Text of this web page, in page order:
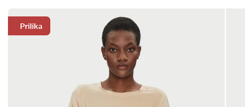
Prilika